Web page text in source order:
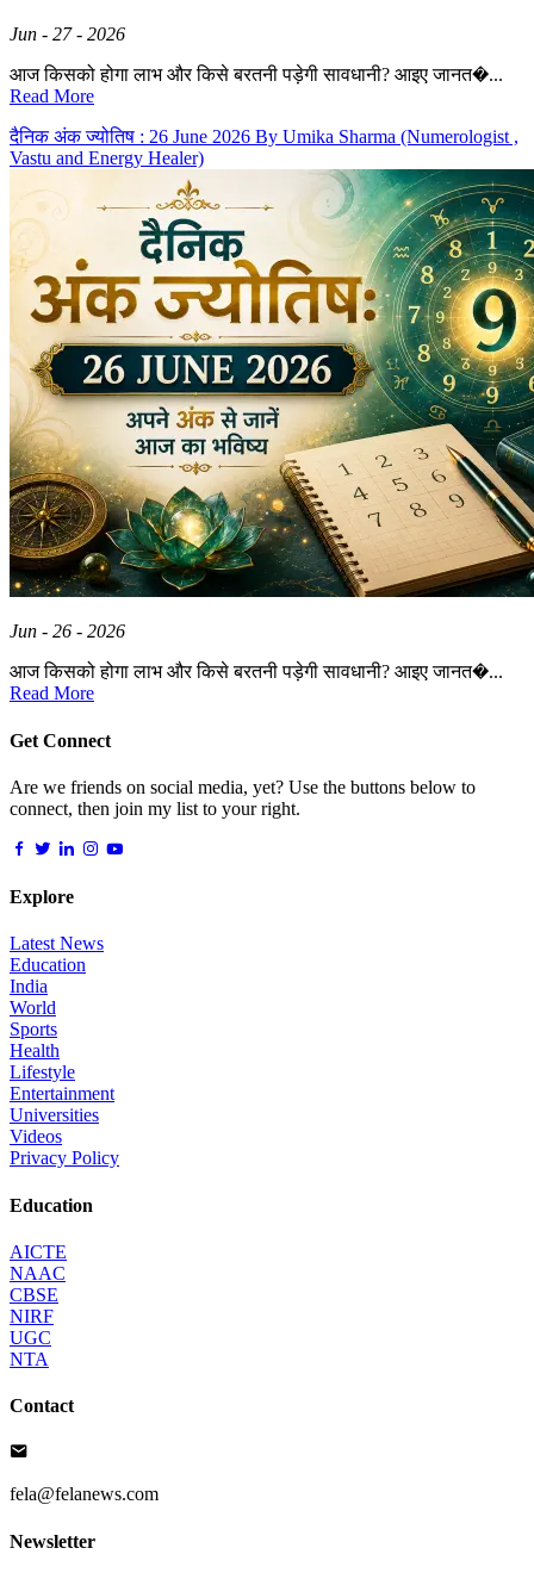
Jun - 27 - 2026
आज किसको होगा लाभ और किसे बरतनी पड़ेगी सावधानी? आइए जानत�...
Read More
दैनिक अंक ज्योतिष : 26 June 2026 By Umika Sharma (Numerologist ,
Vastu and Energy Healer)
Jun - 26 - 2026
आज किसको होगा लाभ और किसे बरतनी पड़ेगी सावधानी? आइए जानत�...
Read More
Get Connect
Are we friends on social media, yet? Use the buttons below to
connect, then join my list to your right.
Explore
Latest News
Education
India
World
Sports
Health
Lifestyle
Entertainment
Universities
Videos
Privacy Policy
Education
AICTE
NAAC
CBSE
NIRF
UGC
NTA
Contact
fela@felanews.com
Newsletter